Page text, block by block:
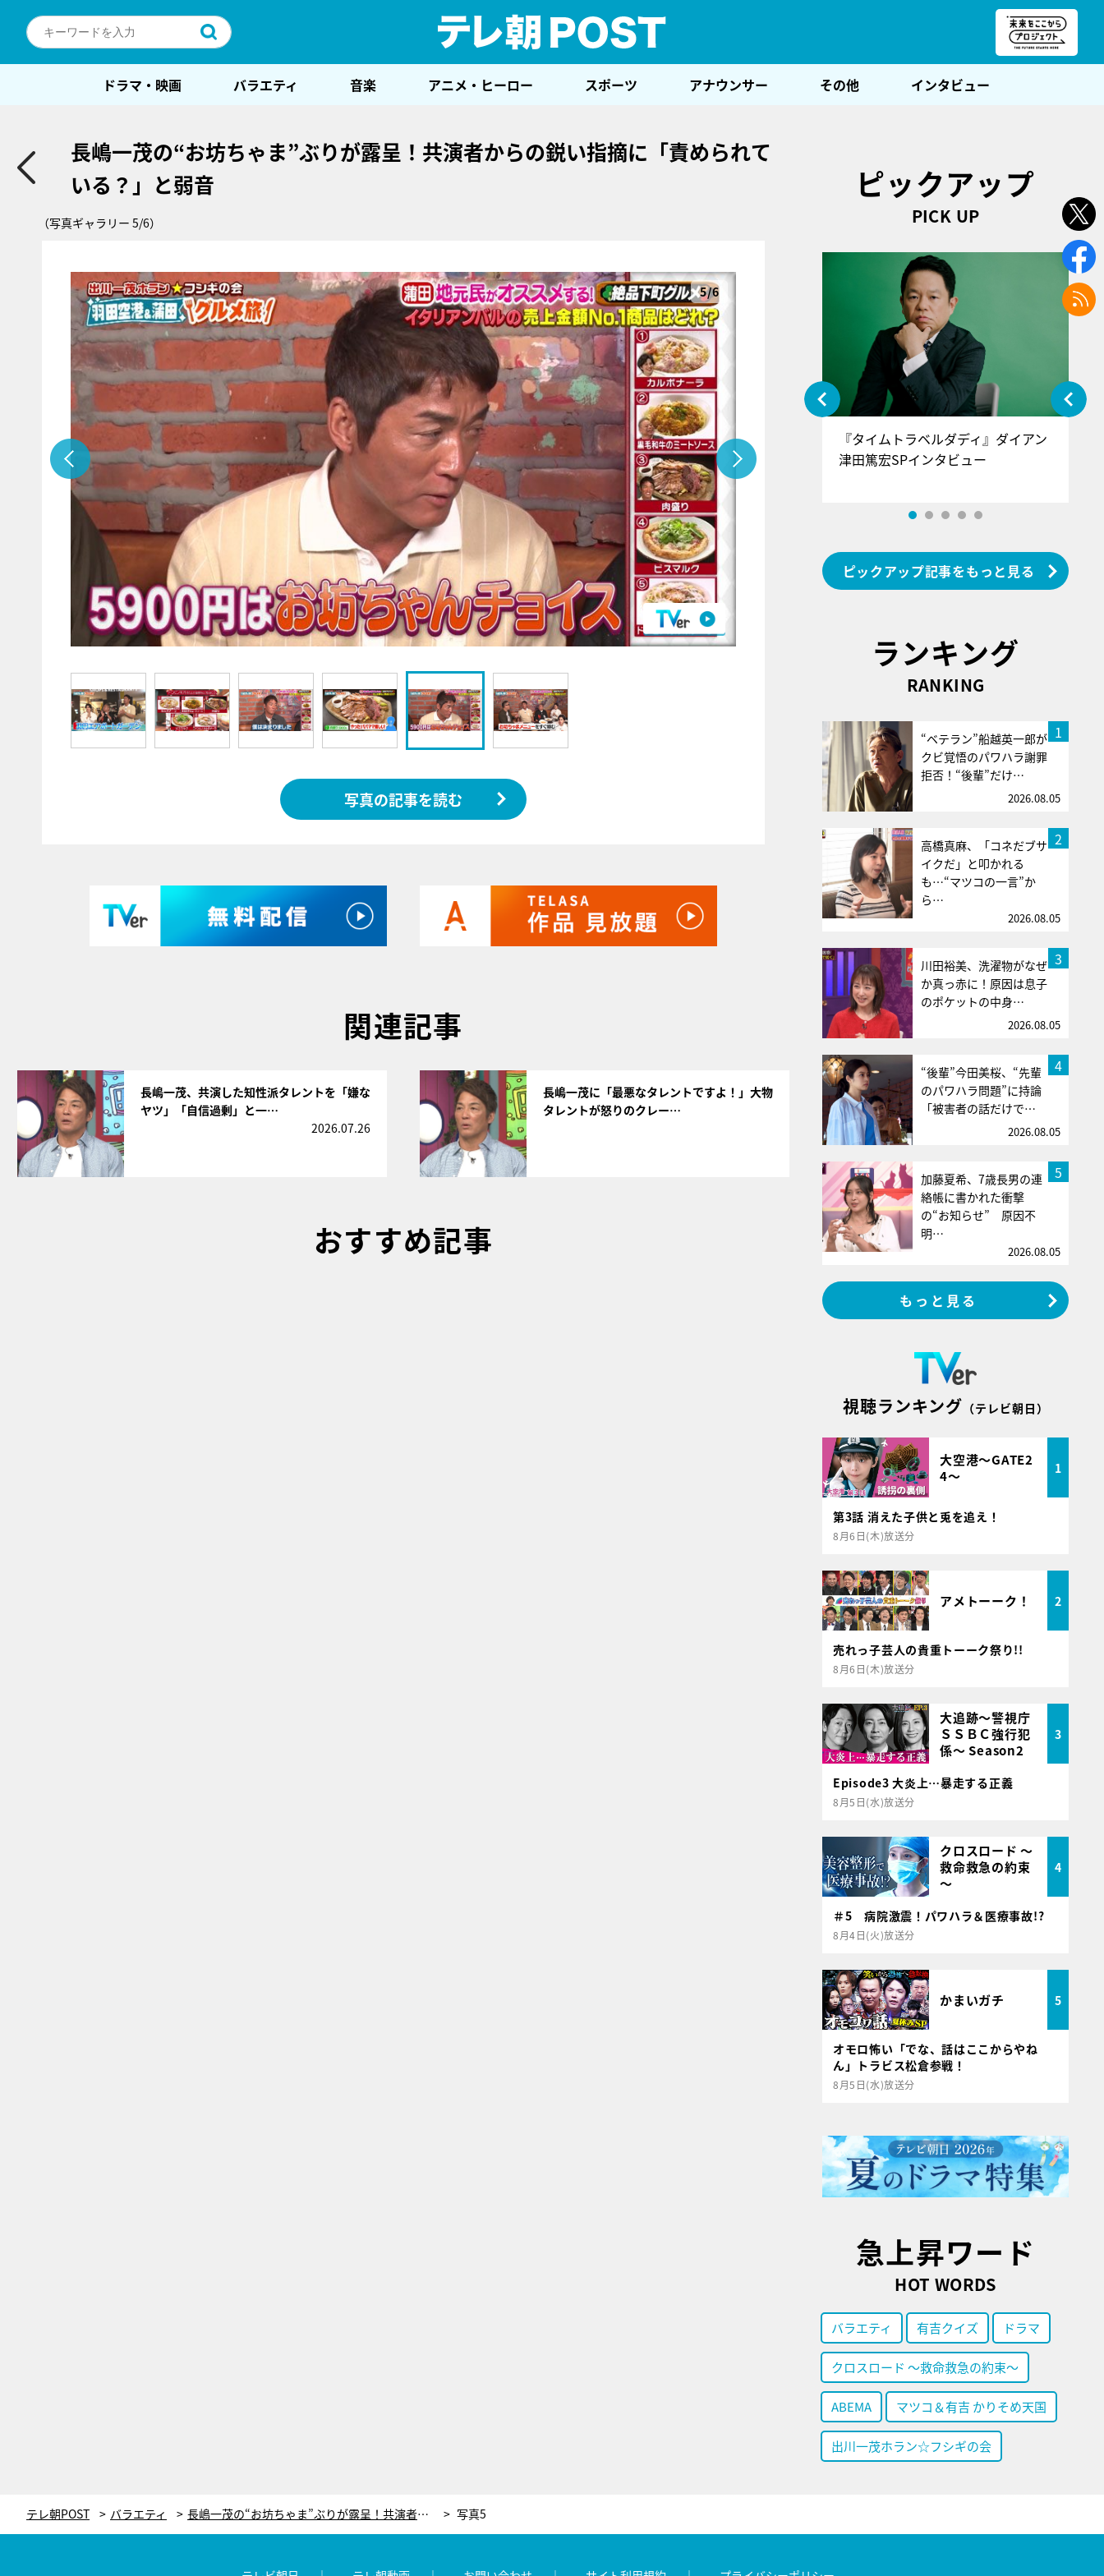
ドラマ・映画 バラエティ 音楽 アニメ・ヒーロー スポーツ アナウンサー その他 インタビュー
長嶋一茂の“お坊ちゃま”ぶりが露呈！共演者からの鋭い指摘に「責められて
いる？」と弱音
（写真ギャラリー 5/6）
5/6
写真の記事を読む
関連記事
長嶋一茂、共演した知性派タレントを「嫌な
ヤツ」「自信過剰」と一…
2026.07.26
長嶋一茂に「最悪なタレントですよ！」大物
タレントが怒りのクレー…
おすすめ記事
ピックアップ
PICK UP
『アイ＝ラブ！げーみんぐ』＝LOV
E齋藤樹愛羅＆佐々木舞香SPインタ
ビュー
『タイムトラベルダディ』ダイアン
津田篤宏SPインタビュー
ピックアップ記事をもっと見る
ランキング
RANKING
1
“ベテラン”船越英一郎が
クビ覚悟のパワハラ謝罪
拒否！“後輩”だけ…
2026.08.05
2
高橋真麻、「コネだブサ
イクだ」と叩かれる
も…“マツコの一言”か
ら…
2026.08.05
3
川田裕美、洗濯物がなぜ
か真っ赤に！原因は息子
のポケットの中身…
2026.08.05
4
“後輩”今田美桜、“先輩
のパワハラ問題”に持論
「被害者の話だけで…
2026.08.05
5
加藤夏希、7歳長男の連
絡帳に書かれた衝撃
の“お知らせ” 原因不
明…
2026.08.05
もっと見る
視聴ランキング （テレビ朝日）
大空港～GATE2
4～
1
第3話 消えた子供と兎を追え！
8月6日(木)放送分
アメトーーク！ 2
売れっ子芸人の貴重トーーク祭り!!
8月6日(木)放送分
大追跡～警視庁
ＳＳＢＣ強行犯
係～ Season2
3
Episode3 大炎上…暴走する正義
8月5日(水)放送分
クロスロード ～
救命救急の約束
～
4
＃5 病院激震！パワハラ＆医療事故!?
8月4日(火)放送分
かまいガチ 5
オモロ怖い「でな、話はここからやね
ん」トラビス松倉参戦！
8月5日(水)放送分
急上昇ワード
HOT WORDS
バラエティ 有吉クイズ ドラマ
クロスロード ～救命救急の約束～
ABEMA マツコ＆有吉 かりそめ天国
出川一茂ホラン☆フシギの会
テレ朝POST バラエティ 長嶋一茂の“お坊ちゃま”ぶりが露呈！共演者からの鋭い指摘に「責められている？」と弱音 写真5